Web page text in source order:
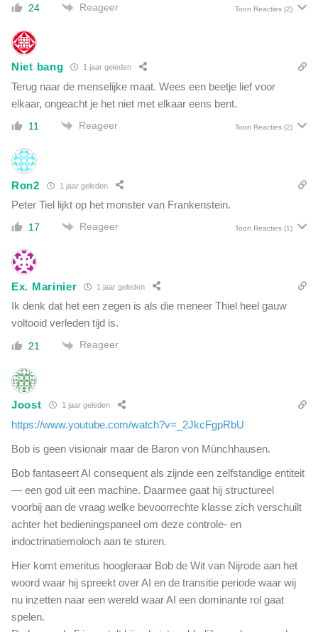
o
f
p
l
p
a
r
l
e
t
b
u
i
e
s
e
l
'
24 Reageer Toon Reacties (2)
Niet bang 1 jaar geleden
Terug naar de menselijke maat. Wees een beetje lief voor
elkaar, ongeacht je het niet met elkaar eens bent.
11 Reageer Toon Reacties (2)
Ron2 1 jaar geleden
Peter Tiel lijkt op het monster van Frankenstein.
17 Reageer Toon Reacties (1)
Ex. Marinier 1 jaar geleden
Ik denk dat het een zegen is als die meneer Thiel heel gauw
voltooid verleden tijd is.
21 Reageer
Joost 1 jaar geleden
https://www.youtube.com/watch?v=_2JkcFgpRbU
Bob is geen visionair maar de Baron von Münchhausen.
Bob fantaseert AI consequent als zijnde een zelfstandige entiteit
— een god uit een machine. Daarmee gaat hij structureel
voorbij aan de vraag welke bevoorrechte klasse zich verschuilt
achter het bedieningspaneel om deze controle- en
indoctrinatiemoloch aan te sturen.
Hier komt emeritus hoogleraar Bob de Wit van Nijrode aan het
woord waar hij spreekt over AI en de transitie periode waar wij
nu inzetten naar een wereld waar AI een dominante rol gaat
spelen.